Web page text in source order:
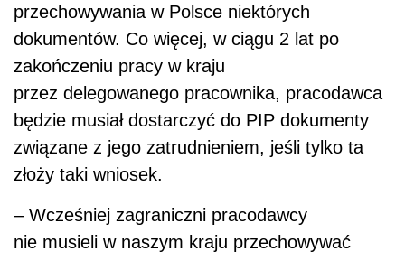
przechowywania w Polsce niektórych
dokumentów. Co więcej, w ciągu 2 lat po
zakończeniu pracy w kraju
przez delegowanego pracownika, pracodawca
będzie musiał dostarczyć do PIP dokumenty
związane z jego zatrudnieniem, jeśli tylko ta
złoży taki wniosek.
– Wcześniej zagraniczni pracodawcy
nie musieli w naszym kraju przechowywać